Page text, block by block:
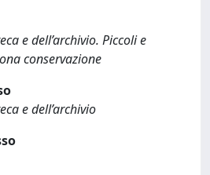
e dell’archivio. Piccoli e
conservazione
e dell’archivio